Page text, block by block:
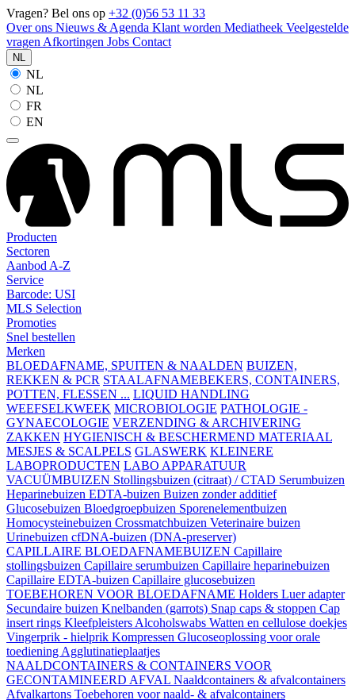
Vragen? Bel ons op +32 (0)56 53 11 33
Over ons Nieuws & Agenda Klant worden Mediatheek Veelgestelde
vragen Afkortingen Jobs Contact
NL
NL
NL
FR
EN
Producten
Sectoren
Aanbod A-Z
Service
Barcode: USI
MLS Selection
Promoties
Snel bestellen
Merken
BLOEDAFNAME, SPUITEN & NAALDEN BUIZEN,
REKKEN & PCR STAALAFNAMEBEKERS, CONTAINERS,
POTTEN, FLESSEN ... LIQUID HANDLING
WEEFSELKWEEK MICROBIOLOGIE PATHOLOGIE -
GYNAECOLOGIE VERZENDING & ARCHIVERING
ZAKKEN HYGIENISCH & BESCHERMEND MATERIAAL
MESJES & SCALPELS GLASWERK KLEINERE
LABOPRODUCTEN LABO APPARATUUR
VACUÜMBUIZEN Stollingsbuizen (citraat) / CTAD Serumbuizen
Heparinebuizen EDTA-buizen Buizen zonder additief
Glucosebuizen Bloedgroepbuizen Sporenelementbuizen
Homocysteinebuizen Crossmatchbuizen Veterinaire buizen
Urinebuizen cfDNA-buizen (DNA-preserver)
CAPILLAIRE BLOEDAFNAMEBUIZEN Capillaire
stollingsbuizen Capillaire serumbuizen Capillaire heparinebuizen
Capillaire EDTA-buizen Capillaire glucosebuizen
TOEBEHOREN VOOR BLOEDAFNAME Holders Luer adapter
Secundaire buizen Knelbanden (garrots) Snap caps & stoppen Cap
insert rings Kleefpleisters Alcoholswabs Watten en cellulose doekjes
Vingerprik - hielprik Kompressen Glucoseoplossing voor orale
toediening Agglutinatieplaatjes
NAALDCONTAINERS & CONTAINERS VOOR
GECONTAMINEERD AFVAL Naaldcontainers & afvalcontainers
Afvalkartons Toebehoren voor naald- & afvalcontainers